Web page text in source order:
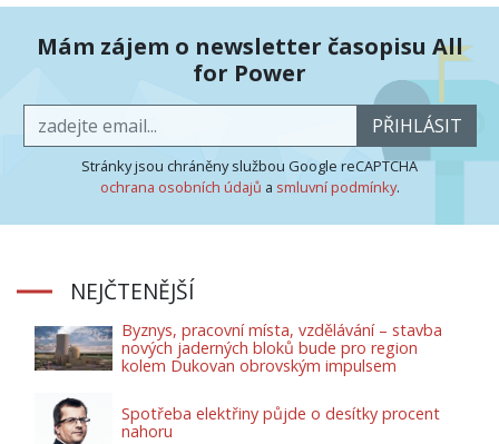
Mám zájem o newsletter časopisu All
for Power
PŘIHLÁSIT
Stránky jsou chráněny službou Google reCAPTCHA
ochrana osobních údajů a smluvní podmínky.
NEJČTENĚJŠÍ
Byznys, pracovní místa, vzdělávání – stavba
nových jaderných bloků bude pro region
kolem Dukovan obrovským impulsem
Spotřeba elektřiny půjde o desítky procent
nahoru